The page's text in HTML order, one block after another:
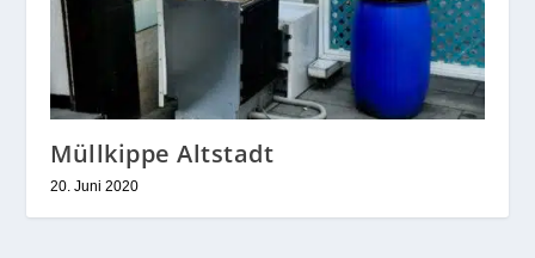
Müllkippe Altstadt
20. Juni 2020